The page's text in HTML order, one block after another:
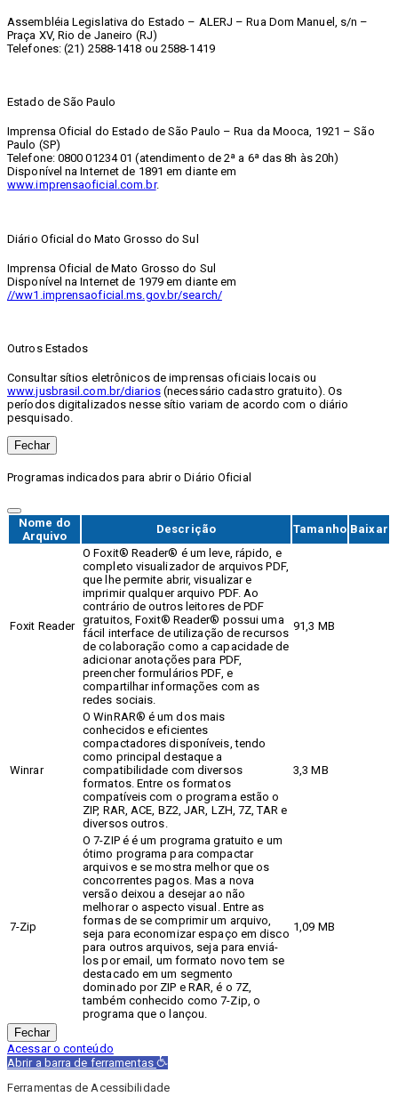
Assembléia Legislativa do Estado – ALERJ – Rua Dom Manuel, s/n –
Praça XV, Rio de Janeiro (RJ)
Telefones: (21) 2588-1418 ou 2588-1419
Estado de São Paulo
Imprensa Oficial do Estado de São Paulo – Rua da Mooca, 1921 – São
Paulo (SP)
Telefone: 0800 01234 01 (atendimento de 2ª a 6ª das 8h às 20h)
Disponível na Internet de 1891 em diante em
www.imprensaoficial.com.br.
Diário Oficial do Mato Grosso do Sul
Imprensa Oficial de Mato Grosso do Sul
Disponível na Internet de 1979 em diante em
//ww1.imprensaoficial.ms.gov.br/search/
Outros Estados
Consultar sítios eletrônicos de imprensas oficiais locais ou
www.jusbrasil.com.br/diarios(necessário cadastro gratuito). Os
períodos digitalizados nesse sítio variam de acordo com o diário
pesquisado.
Fechar
Programas indicados para abrir o Diário Oficial
Nome do
Arquivo
Descrição Tamanho Baixar
Foxit Reader
O Foxit® Reader® é um leve, rápido, e
completo visualizador de arquivos PDF,
que lhe permite abrir, visualizar e
imprimir qualquer arquivo PDF. Ao
contrário de outros leitores de PDF
gratuitos, Foxit® Reader® possui uma
fácil interface de utilização de recursos
de colaboração como a capacidade de
adicionar anotações para PDF,
preencher formulários PDF, e
compartilhar informações com as
redes sociais.
91,3 MB
Winrar
O WinRAR® é um dos mais
conhecidos e eficientes
compactadores disponíveis, tendo
como principal destaque a
compatibilidade com diversos
formatos. Entre os formatos
compatíveis com o programa estão o
ZIP, RAR, ACE, BZ2, JAR, LZH, 7Z, TAR e
diversos outros.
3,3 MB
7-Zip
O 7-ZIP é é um programa gratuito e um
ótimo programa para compactar
arquivos e se mostra melhor que os
concorrentes pagos. Mas a nova
versão deixou a desejar ao não
melhorar o aspecto visual. Entre as
formas de se comprimir um arquivo,
seja para economizar espaço em disco
para outros arquivos, seja para enviá-
los por email, um formato novo tem se
destacado em um segmento
dominado por ZIP e RAR, é o 7Z,
também conhecido como 7-Zip, o
programa que o lançou.
1,09 MB
Fechar
Acessar o conteúdo
Abrir a barra de ferramentas
Ferramentas de Acessibilidade